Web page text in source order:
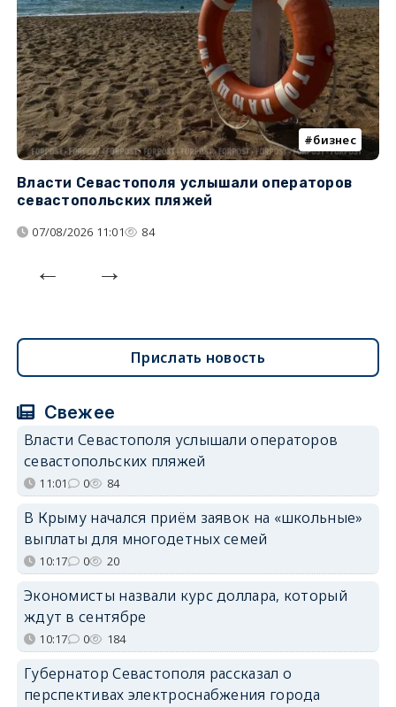
бизнес
Власти Севастополя услышали операторов
севастопольских пляжей
07/08/2026 11:01 84
Прислать новость
Свежее
Власти Севастополя услышали операторов
севастопольских пляжей
11:01 0 84
В Крыму начался приём заявок на «школьные»
выплаты для многодетных семей
10:17 0 20
Экономисты назвали курс доллара, который
ждут в сентябре
10:17 0 184
Губернатор Севастополя рассказал о
перспективах электроснабжения города